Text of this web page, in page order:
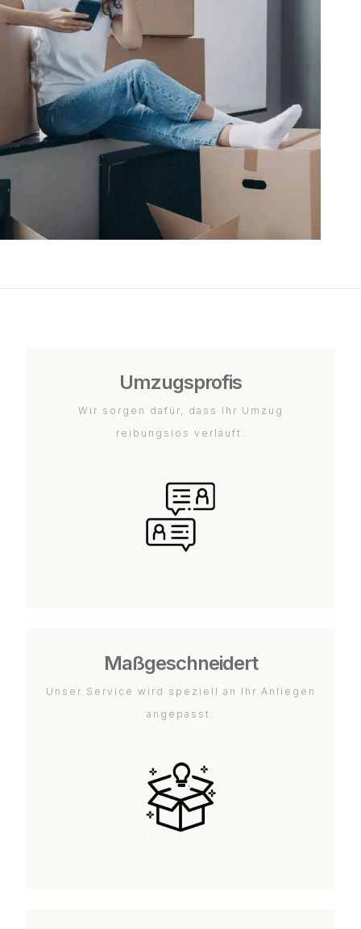
Umzugsprofis
Wir sorgen dafür, dass Ihr Umzug
reibungslos verläuft.
Maßgeschneidert
Unser Service wird speziell an Ihr Anliegen
angepasst.